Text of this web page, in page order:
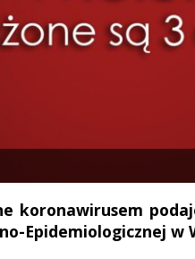
koronawirusem
Epidemiologicznej w